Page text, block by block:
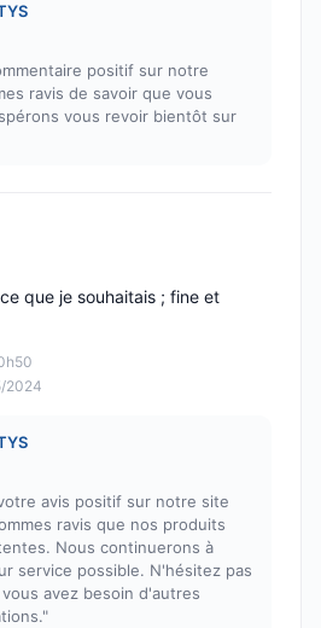
positif sur notre
ravis de savoir que vous
vous revoir bientôt sur
2024
que je souhaitais ; fine et
avis positif sur notre site
ravis que nos produits
Nous continuerons à
service possible. N'hésitez pas
avez besoin d'autres